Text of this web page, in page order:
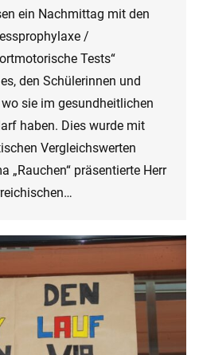
ein Nachmittag mit den
/
Tests“
den Schülerinnen und
sie im gesundheitlichen
haben. Dies wurde mit
Vergleichswerten
„Rauchen“ präsentierte Herr